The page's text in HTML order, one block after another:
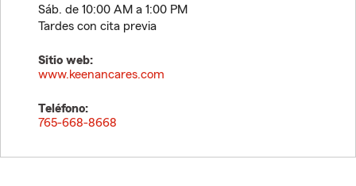
Sáb. de 10:00 AM a 1:00 PM
Tardes con cita previa
Sitio web:
www.keenancares.com
Teléfono:
765-668-8668